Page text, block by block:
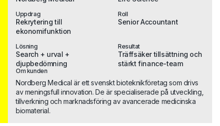
Uppdrag
Rekrytering till
ekonomifunktion
Roll
Senior Accountant
Lösning
Search + urval +
djupbedömning
Resultat
Träffsäker tillsättning och
stärkt finance-team
Om kunden
Nordberg Medical är ett svenskt bioteknikföretag som drivs
av meningsfull innovation. De är specialiserade på utveckling,
tillverkning och marknadsföring av avancerade medicinska
biomaterial.